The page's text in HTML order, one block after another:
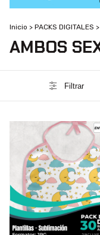
Inicio > PACKS DIGITALES >
AMBOS
Filtrar